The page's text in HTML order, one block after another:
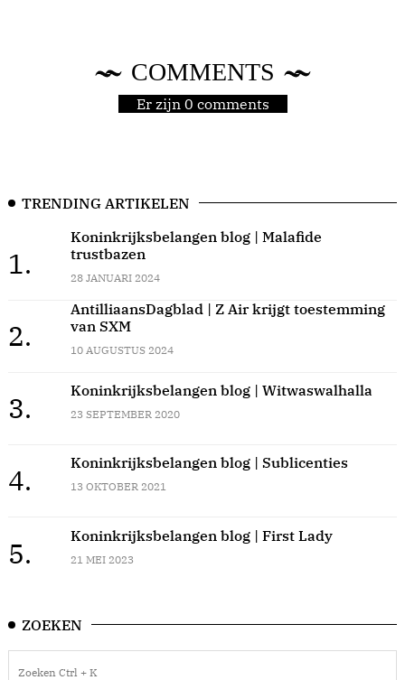
COMMENTS
Er zijn 0 comments
TRENDING ARTIKELEN
1.
Koninkrijksbelangen blog | Malafide
trustbazen
28 JANUARI 2024
2.
AntilliaansDagblad | Z Air krijgt toestemming
van SXM
10 AUGUSTUS 2024
3.
Koninkrijksbelangen blog | Witwaswalhalla
23 SEPTEMBER 2020
4.
Koninkrijksbelangen blog | Sublicenties
13 OKTOBER 2021
5.
Koninkrijksbelangen blog | First Lady
21 MEI 2023
ZOEKEN